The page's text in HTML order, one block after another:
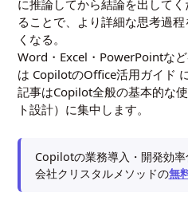
に推論してから結論を出して
ることで、より詳細な思考過
くなる。
Word・Excel・PowerPointな
は CopilotのOffice活用ガイド
記事はCopilot全般の基本的な
ト設計）に集中します。
Copilotの業務導入・開発効
会社クリスタルメソッドの無